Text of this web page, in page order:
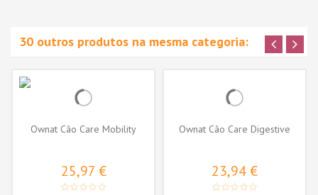
30 outros produtos na mesma categoria:
Ownat Cão Care Mobility
25,97 €
Ownat Cão Care Digestive
23,94 €